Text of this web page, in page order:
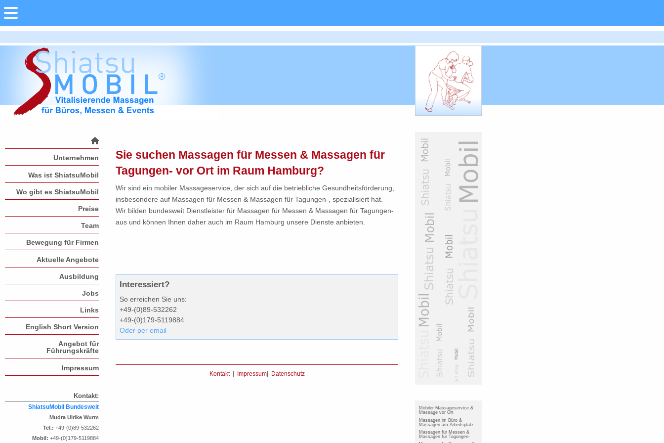
Unternehmen
Was ist ShiatsuMobil
Wo gibt es ShiatsuMobil
Preise
Team
Bewegung für Firmen
Aktuelle Angebote
Ausbildung
Jobs
Links
English Short Version
Angebot für
Führungskräfte
Impressum
Kontakt:
ShiatsuMobil Bundesweit
Mudra Ulrike Wurm
Tel.: +49-(0)89-532262
Mobil: +49-(0)179-5119884
Sie suchen Massagen für Messen & Massagen für
Tagungen- vor Ort im Raum Hamburg?
Wir sind ein mobiler Massageservice, der sich auf die betriebliche Gesundheitsförderung,
insbesondere auf Massagen für Messen & Massagen für Tagungen-, spezialisiert hat.
Wir bilden bundesweit Dienstleister für Massagen für Messen & Massagen für Tagungen-
aus und können Ihnen daher auch im Raum Hamburg unsere Dienste anbieten.
Interessiert?
So erreichen Sie uns:
+49-(0)89-532262
+49-(0)179-5119884
Oder per email
Kontakt| Impressum| Datenschutz
Mobiler Massageservice &
Massage vor Ort
Massagen im Büro &
Massagen am Arbeitsplatz
Massagen für Messen &
Massagen für Tagungen-